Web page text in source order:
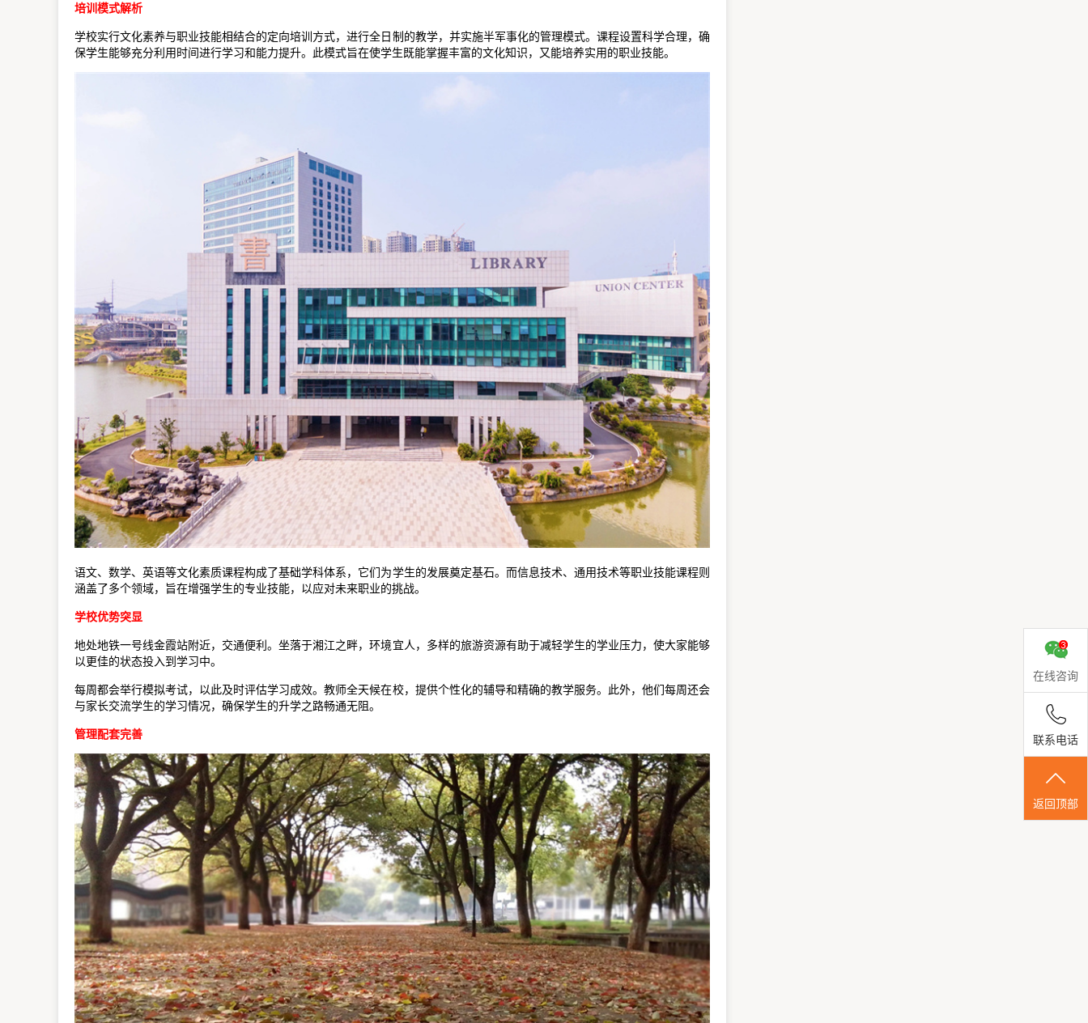
培训模式解析
学校实行文化素养与职业技能相结合的定向培训方式，进行全日制的教学，并实施半军事化的管理模式。课程设置科学合理，确
保学生能够充分利用时间进行学习和能力提升。此模式旨在使学生既能掌握丰富的文化知识，又能培养实用的职业技能。
语文、数学、英语等文化素质课程构成了基础学科体系，它们为学生的发展奠定基石。而信息技术、通用技术等职业技能课程则
涵盖了多个领域，旨在增强学生的专业技能，以应对未来职业的挑战。
学校优势突显
地处地铁一号线金霞站附近，交通便利。坐落于湘江之畔，环境宜人，多样的旅游资源有助于减轻学生的学业压力，使大家能够
以更佳的状态投入到学习中。
每周都会举行模拟考试，以此及时评估学习成效。教师全天候在校，提供个性化的辅导和精确的教学服务。此外，他们每周还会
与家长交流学生的学习情况，确保学生的升学之路畅通无阻。
管理配套完善
在线咨询
联系电话
返回顶部